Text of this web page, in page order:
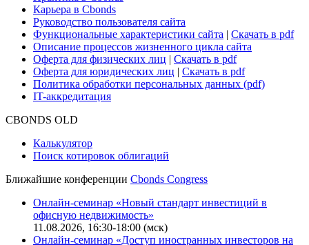
Для клиентов
О нас
Безопасность проведения платежей
Практика в Cbonds
Карьера в Cbonds
Руководство пользователя сайта
Функциональные характеристики сайта|Скачать в pdf
Описание процессов жизненного цикла сайта
Оферта для физических лиц
Оферта для юридических лиц
IT-аккредитация
Поиск котировок облигаций
Ближайшие конференцииCbonds Congress